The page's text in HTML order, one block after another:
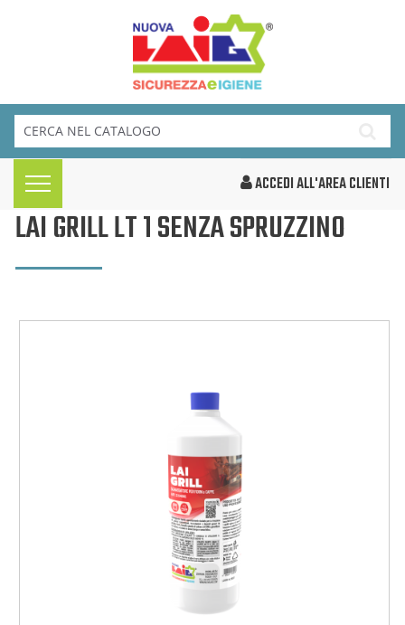
ACCEDI ALL'AREA CLIENTI
LAI GRILL LT 1 SENZA SPRUZZINO